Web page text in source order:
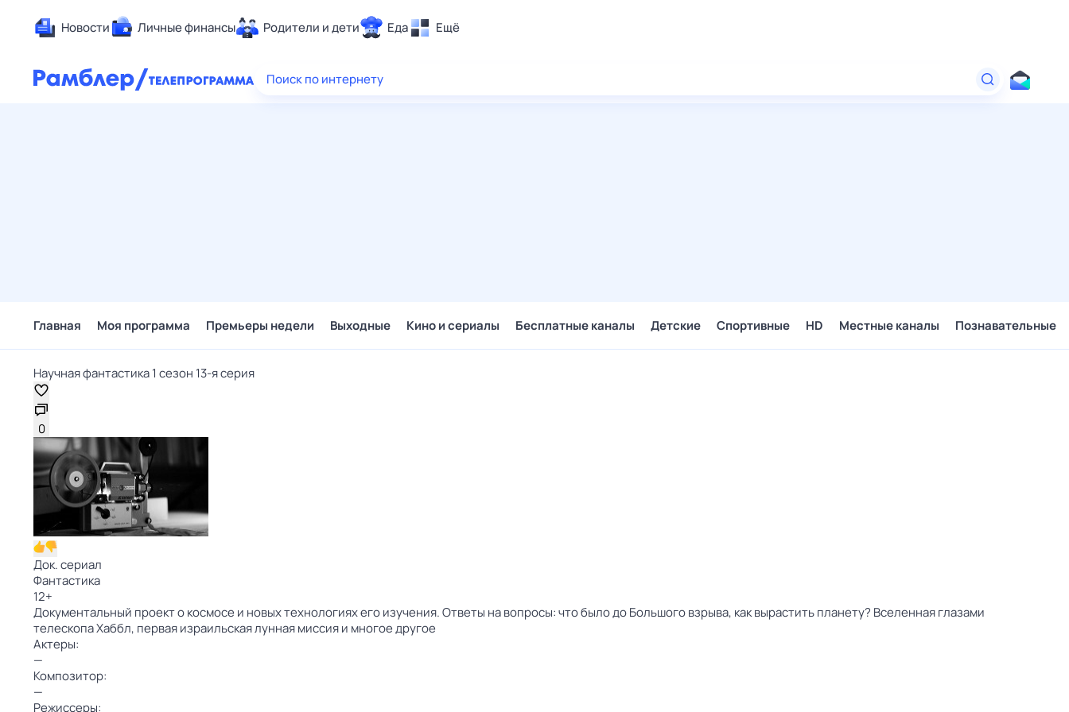
Новости Личные финансы Родители и дети Еда Ещё
Здоровье
Поиск по интернету
Главная Моя программа Премьеры недели Выходные Кино и сериалы Бесплатные каналы Детские Спортивные HD Местные каналы Познавательные
Научная фантастика 1 сезон 13-я серия
0
Док. сериал
Фантастика
12+
Документальный проект о космосе и новых технологиях его изучения. Ответы на вопросы: что было до Большого взрыва, как вырастить планету? Вселенная глазами
телескопа Хаббл, первая израильская лунная миссия и многое другое
Актеры:
—
Композитор:
—
Режиссеры: